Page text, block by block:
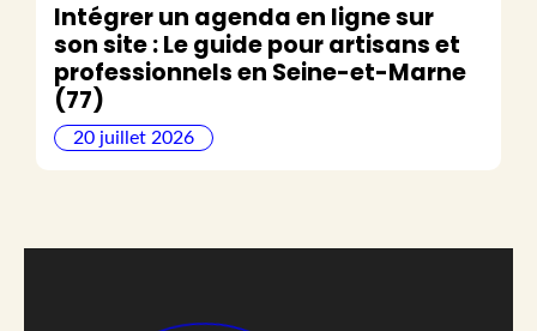
Intégrer un agenda en ligne sur
son site : Le guide pour artisans et
professionnels en Seine-et-Marne
(77)
20 juillet 2026